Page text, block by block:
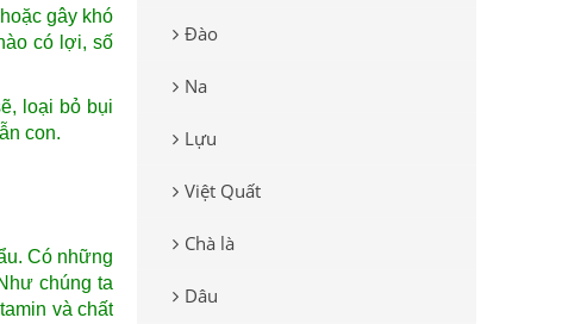
gây khó
có lợi, số
loại bỏ bụi
con.
Có những
chúng ta
và chất
Đào
Na
Lựu
Việt Quất
Chà là
Dâu